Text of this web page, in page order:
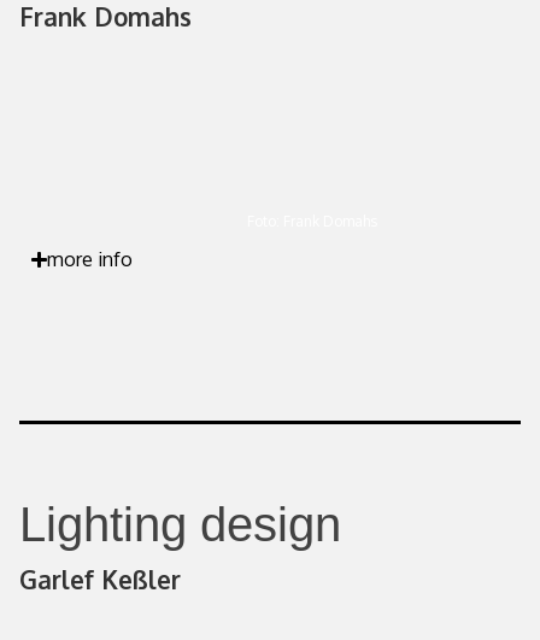
Frank Domahs
more info
Lighting design
Garlef Keßler